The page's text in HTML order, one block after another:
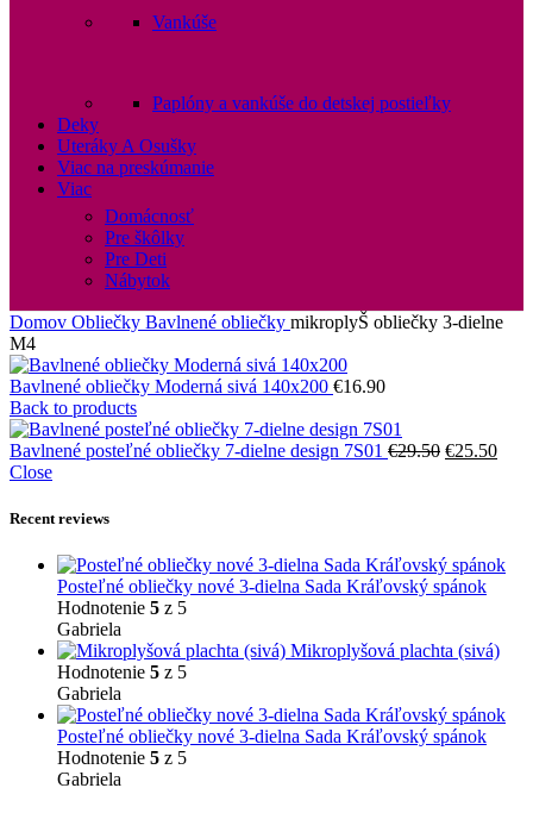
Vankúše
Paplóny a vankúše do detskej postieľky
Deky
Uteráky A Osušky
Viac na preskúmanie
Viac
Domácnosť
Pre škôlky
Pre Deti
Nábytok
Domov Obliečky Bavlnené obliečky mikroplyŠ obliečky 3-dielne
M4
Bavlnené obliečky Moderná sivá 140x200 €16.90
Back to products
Bavlnené posteľné obliečky 7-dielne design 7S01 €29.50 Pôvodná
€25.50
Close
Recent reviews
Posteľné obliečky nové 3-dielna Sada Kráľovský spánok
Hodnotenie 5 z 5
Gabriela
Mikroplyšová plachta (sivá)
Hodnotenie 5 z 5
Gabriela
Posteľné obliečky nové 3-dielna Sada Kráľovský spánok
Hodnotenie 5 z 5
Gabriela